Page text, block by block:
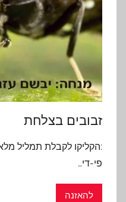
זבובים בצלחת
:הקליקו לקבלת תמליל
פי-די…
להאזנה